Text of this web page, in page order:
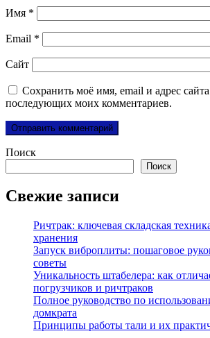
Имя *
Email *
Сайт
Сохранить моё имя, email и адрес
последующих моих комментариев.
Поиск
Поиск
Свежие записи
Ричтрак: ключевая складская
хранения
Запуск виброплиты: пошаговое
советы
Уникальность штабелера: как
погрузчиков и ричтраков
Полное руководство по
домкрата
Принципы работы тали и их